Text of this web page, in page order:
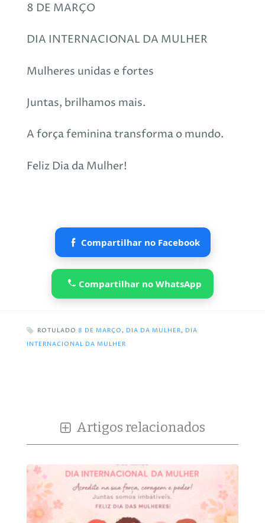
8 DE MARÇO
DIA INTERNACIONAL DA MULHER
Mulheres unidas e fortes
Juntas, brilhamos mais.
A força feminina transforma o mundo.
Feliz Dia da Mulher!
Compartilhar no Facebook
Compartilhar no WhatsApp
ROTULADO 8 DE MARÇO , DIA DA MULHER, DIA
INTERNACIONAL DA MULHER
Artigos relacionados